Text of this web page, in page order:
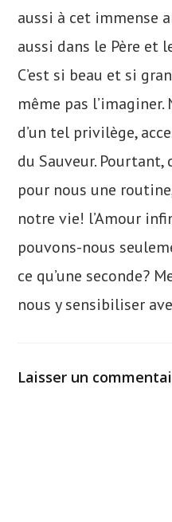
aussi à cet immense
aussi dans le Père et
C’est si beau et si
même pas
d’un tel privilège,
du Sauveur. Pourtant,
pour nous une
notre vie! l’Amour
pouvons-nous
ce qu’une seconde?
nous y sensibiliser
Laisser un